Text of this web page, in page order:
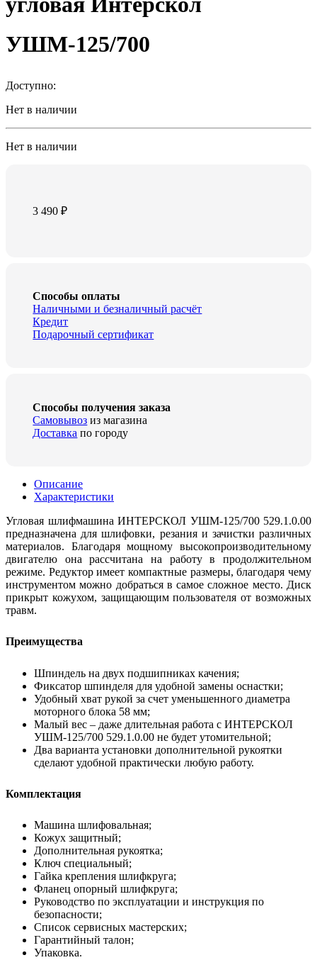
УШМ-125/700
Доступно:
Нет в наличии
Нет в наличии
3 490₽
Способы оплаты
Наличными и безналичный расчёт
Кредит
Подарочный сертификат
Способы получения заказа
Самовывоз из магазина
Доставка по городу
Описание
Характеристики
Угловая шлифмашина ИНТЕРСКОЛ УШМ-125/700 529.1.0.00
предназначена для шлифовки, резания и зачистки различных
материалов. Благодаря мощному высокопроизводительному
двигателю она рассчитана на работу в продолжительном
режиме. Редуктор имеет компактные размеры, благодаря чему
инструментом можно добраться в самое сложное место. Диск
прикрыт кожухом, защищающим пользователя от возможных
травм.
Преимущества
Шпиндель на двух подшипниках качения;
Фиксатор шпинделя для удобной замены оснастки;
Удобный хват рукой за счет уменьшенного диаметра
моторного блока 58 мм;
Малый вес – даже длительная работа с ИНТЕРСКОЛ
УШМ-125/700 529.1.0.00 не будет утомительной;
Два варианта установки дополнительной рукоятки
сделают удобной практически любую работу.
Комплектация
Машина шлифовальная;
Кожух защитный;
Дополнительная рукоятка;
Ключ специальный;
Гайка крепления шлифкруга;
Фланец опорный шлифкруга;
Руководство по эксплуатации и инструкция по
безопасности;
Список сервисных мастерских;
Гарантийный талон;
Упаковка.